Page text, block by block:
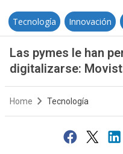
Tecnología Innovación
Las pymes le han
digitalizarse:
Home Tecnología